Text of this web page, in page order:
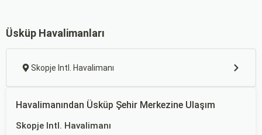
Üsküp Havalimanları
Skopje Intl. Havalimanı
Havalimanından Üsküp Şehir Merkezine Ulaşım
Skopje Intl. Havalimanı